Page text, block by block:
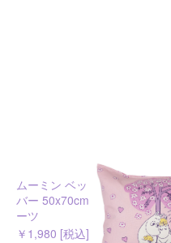
ムーミン ベッドルーム枕カ
バー 50x70cm スイートハ
ーツ
￥1,980 [税込]